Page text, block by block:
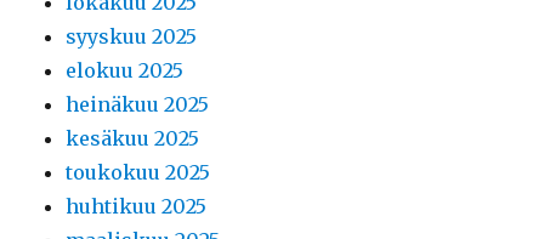
syyskuu 2025
elokuu 2025
heinäkuu 2025
kesäkuu 2025
toukokuu 2025
huhtikuu 2025